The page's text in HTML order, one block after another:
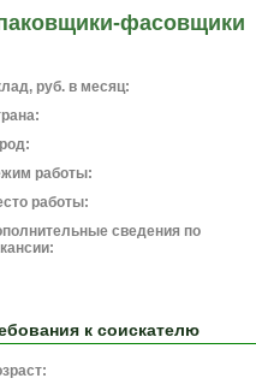
фасовщики
руб. в месяц:
работы:
работы:
сведения по
к соискателю